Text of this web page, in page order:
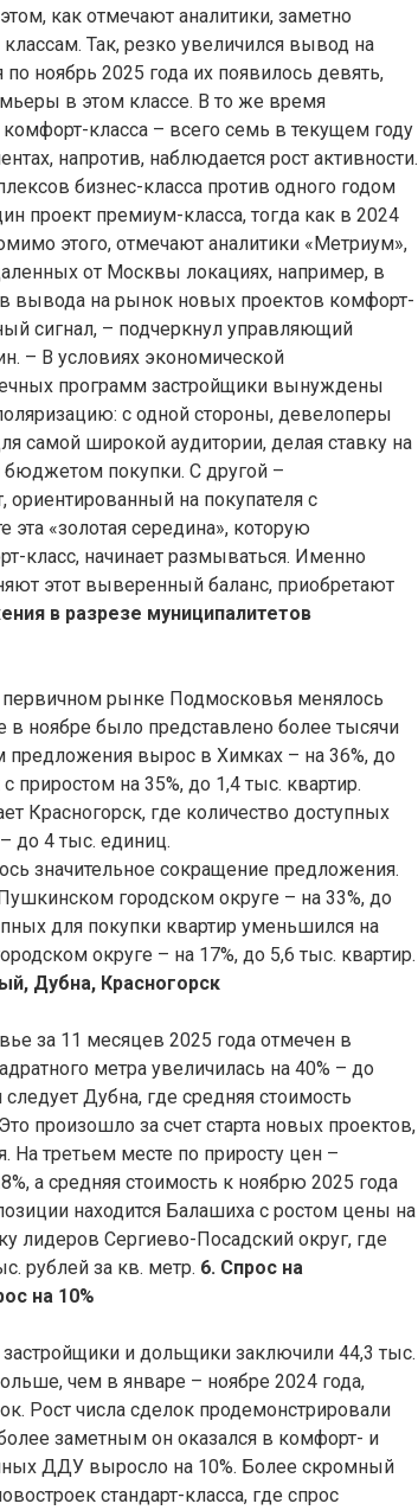
как отмечают аналитики, заметно
Так, резко увеличился вывод на
ноябрь 2025 года их появилось девять,
в этом классе. В то же время
класса – всего семь в текущем году
напротив, наблюдается рост активности.
бизнес-класса против одного годом
проект премиум-класса, тогда как в 2024
этого, отмечают аналитики «Метриум»,
от Москвы локациях, например, в
вывода на рынок новых проектов комфорт-
сигнал, – подчеркнул управляющий
– В условиях экономической
программ застройщики вынуждены
с одной стороны, девелоперы
самой широкой аудитории, делая ставку на
покупки. С другой –
на покупателя с
«золотая середина», которую
класс, начинает размываться. Именно
этот выверенный баланс, приобретают
в разрезе муниципалитетов
рынке Подмосковья менялось
в ноябре было представлено более тысячи
предложения вырос в Химках – на 36%, до
приростом на 35%, до 1,4 тыс. квартир.
Красногорск, где количество доступных
до 4 тыс. единиц.
значительное сокращение предложения.
городском округе – на 33%, до
для покупки квартир уменьшился на
округе – на 17%, до 5,6 тыс. квартир.
Дубна, Красногорск
за 11 месяцев 2025 года отмечен в
метра увеличилась на 40% – до
Дубна, где средняя стоимость
произошло за счет старта новых проектов,
третьем месте по приросту цен –
а средняя стоимость к ноябрю 2025 года
находится Балашиха с ростом цены на
лидеров Сергиево-Посадский округ, где
рублей за кв. метр. 6. Спрос на
на 10%
и дольщики заключили 44,3 тыс.
чем в январе – ноябре 2024 года,
Рост числа сделок продемонстрировали
заметным он оказался в комфорт- и
ДДУ выросло на 10%. Более скромный
стандарт-класса, где спрос